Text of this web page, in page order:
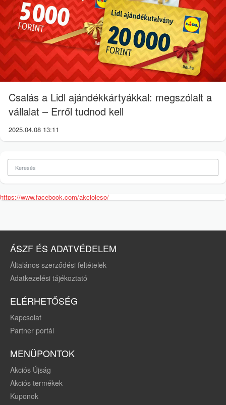
Csalás a Lidl ajándékkártyákkal: megszólalt a
vállalat – Erről tudnod kell
2025.04.08 13:11
https://www.facebook.com/akcioleso/
ÁSZF ÉS ADATVÉDELEM
Általános szerződési feltételek
Adatkezelési tájékoztató
ELÉRHETŐSÉG
Kapcsolat
Partner portál
MENÜPONTOK
Akciós Újság
Akciós termékek
Kuponok